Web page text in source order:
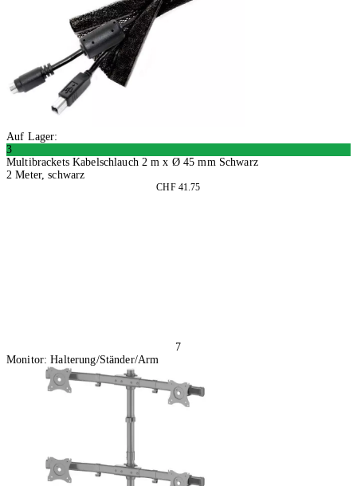
Auf Lager:
3
Multibrackets Kabelschlauch 2 m x Ø 45 mm Schwarz
2 Meter, schwarz
CHF 41.75
7
Monitor: Halterung/Ständer/Arm